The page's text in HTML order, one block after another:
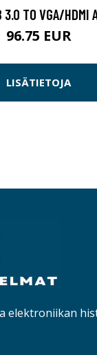
3.0 TO VGA/HDMI
96.75 EUR
LISÄTIETOJA
elektroniikan